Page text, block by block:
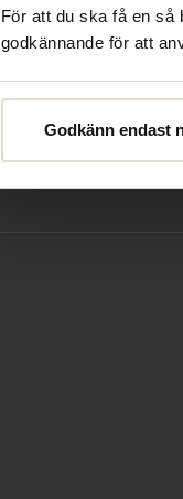
För att du ska få en så
godkännande för att
Godkänn endast